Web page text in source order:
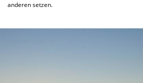
anderen setzen.